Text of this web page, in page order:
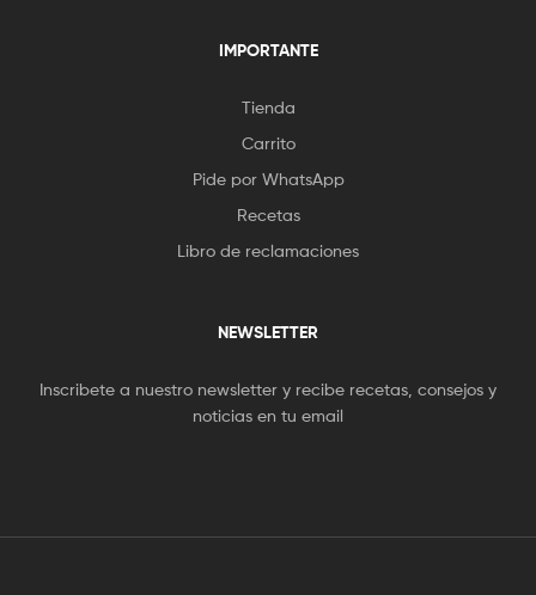
IMPORTANTE
Tienda
Carrito
Pide por WhatsApp
Recetas
Libro de reclamaciones
NEWSLETTER
Inscribete a nuestro newsletter y recibe recetas, consejos y
noticias en tu email